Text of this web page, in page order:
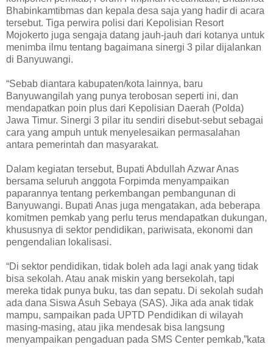
Bhabinkamtibmas dan kepala desa saja yang hadir di acara
tersebut. Tiga perwira polisi dari Kepolisian Resort
Mojokerto juga sengaja datang jauh-jauh dari kotanya untuk
menimba ilmu tentang bagaimana sinergi 3 pilar dijalankan
di Banyuwangi.
“Sebab diantara kabupaten/kota lainnya, baru
Banyuwangilah yang punya terobosan seperti ini, dan
mendapatkan poin plus dari Kepolisian Daerah (Polda)
Jawa Timur. Sinergi 3 pilar itu sendiri disebut-sebut sebagai
cara yang ampuh untuk menyelesaikan permasalahan
antara pemerintah dan masyarakat.
Dalam kegiatan tersebut, Bupati Abdullah Azwar Anas
bersama seluruh anggota Forpimda menyampaikan
paparannya tentang perkembangan pembangunan di
Banyuwangi. Bupati Anas juga mengatakan, ada beberapa
komitmen pemkab yang perlu terus mendapatkan dukungan,
khususnya di sektor pendidikan, pariwisata, ekonomi dan
pengendalian lokalisasi.
“Di sektor pendidikan, tidak boleh ada lagi anak yang tidak
bisa sekolah. Atau anak miskin yang bersekolah, tapi
mereka tidak punya buku, tas dan sepatu. Di sekolah sudah
ada dana Siswa Asuh Sebaya (SAS). Jika ada anak tidak
mampu, sampaikan pada UPTD Pendidikan di wilayah
masing-masing, atau jika mendesak bisa langsung
menyampaikan pengaduan pada SMS Center pemkab,”kata